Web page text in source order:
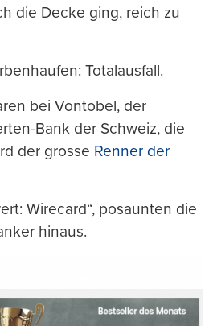
die Decke ging, reich zu
Totalausfall.
bei Vontobel, der
Bank der Schweiz, die
der grosse Renner der
Wirecard“, posaunten die
hinaus.